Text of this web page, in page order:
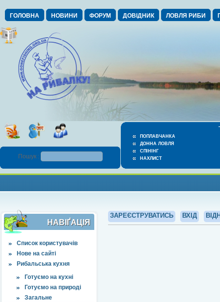
ГОЛОВНА НОВИНИ ФОРУМ ДОВІДНИК ЛОВЛЯ РИБИ
ПОПЛАВЧАНКА
ДОННА ЛОВЛЯ
СПІНІНГ
НАХЛИСТ
Пошук :
НАВІҐАЦІЯ
Список користувачів
Нове на сайті
Рибальська кухня
Готуємо на кухні
Готуємо на природі
Загальне
ЗАРЕЄСТРУВАТИСЬ ВХІД